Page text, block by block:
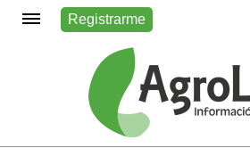
Registrarme